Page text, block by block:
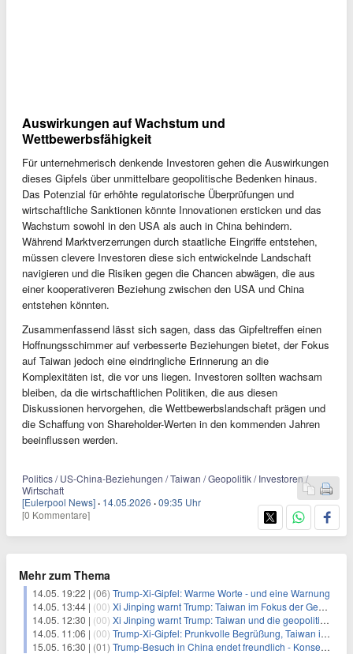
Auswirkungen auf Wachstum und
Wettbewerbsfähigkeit
Für unternehmerisch denkende Investoren gehen die Auswirkungen
dieses Gipfels über unmittelbare geopolitische Bedenken hinaus.
Das Potenzial für erhöhte regulatorische Überprüfungen und
wirtschaftliche Sanktionen könnte Innovationen ersticken und das
Wachstum sowohl in den USA als auch in China behindern.
Während Marktverzerrungen durch staatliche Eingriffe entstehen,
müssen clevere Investoren diese sich entwickelnde Landschaft
navigieren und die Risiken gegen die Chancen abwägen, die aus
einer kooperativeren Beziehung zwischen den USA und China
entstehen könnten.
Zusammenfassend lässt sich sagen, dass das Gipfeltreffen einen
Hoffnungsschimmer auf verbesserte Beziehungen bietet, der Fokus
auf Taiwan jedoch eine eindringliche Erinnerung an die
Komplexitäten ist, die vor uns liegen. Investoren sollten wachsam
bleiben, da die wirtschaftlichen Politiken, die aus diesen
Diskussionen hervorgehen, die Wettbewerbslandschaft prägen und
die Schaffung von Shareholder-Werten in den kommenden Jahren
beeinflussen werden.
Politics / US-China-Beziehungen / Taiwan / Geopolitik / Investoren /
Wirtschaft
[Eulerpool News] · 14.05.2026 ·09:35 Uhr
[0 Kommentare]
Mehr zum Thema
14.05. 19:22 | (06) Trump-Xi-Gipfel: Warme Worte - und eine Warnung
14.05. 13:44 | (00) Xi Jinping warnt Trump: Taiwan im Fokus der Gespräche
14.05. 12:30 | (00) Xi Jinping warnt Trump: Taiwan und die geopolitischen Spannungen zwischen den USA und China
14.05. 11:06 | (00) Trump-Xi-Gipfel: Prunkvolle Begrüßung, Taiwan im Fokus
15.05. 16:30 | (01) Trump-Besuch in China endet freundlich - Konsequenzen aber unklar